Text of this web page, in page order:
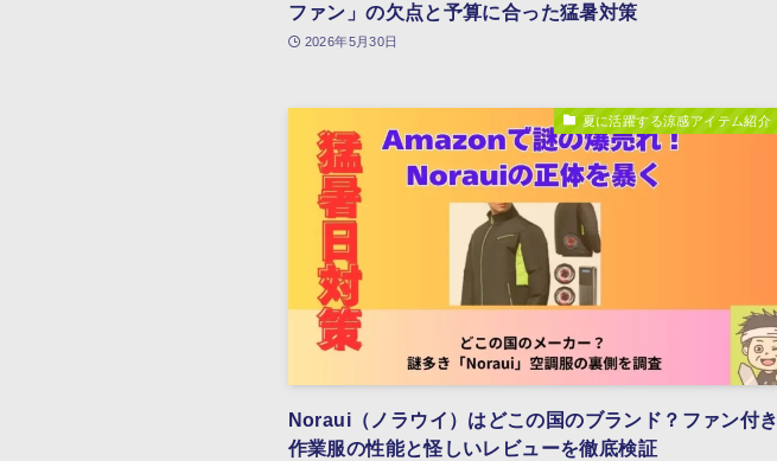
ファン」の欠点と予算に合った猛暑対策
2026年5月30日
夏に活躍する涼感アイテム紹介
Noraui（ノラウイ）はどこの国のブランド？ファン付き
作業服の性能と怪しいレビューを徹底検証